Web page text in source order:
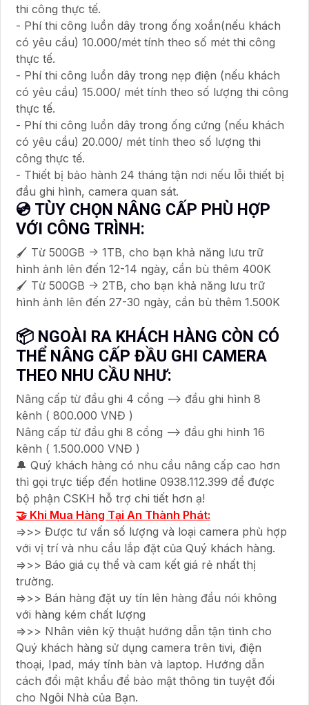
thi công thực tế.
- Phí thi công luồn dây trong ống xoắn(nếu khách
có yêu cầu) 10.000/mét tính theo số mét thi công
thực tế.
- Phí thi công luồn dây trong nẹp điện (nếu khách
có yêu cầu) 15.000/ mét tính theo số lượng thi công
thực tế.
- Phí thi công luồn dây trong ống cứng (nếu khách
có yêu cầu) 20.000/ mét tính theo số lượng thi
công thực tế.
- Thiết bị bảo hành 24 tháng tận nơi nếu lỗi thiết bị
đầu ghi hình, camera quan sát.
💿 TÙY CHỌN NÂNG CẤP PHÙ HỢP
VỚI CÔNG TRÌNH:
🖌 Từ 500GB -> 1TB, cho bạn khả năng lưu trữ
hình ảnh lên đến 12-14 ngày, cần bù thêm 400K
🖌 Từ 500GB -> 2TB, cho bạn khả năng lưu trữ
hình ảnh lên đến 27-30 ngày, cần bù thêm 1.500K
📦 NGOÀI RA KHÁCH HÀNG CÒN CÓ
THỂ NÂNG CẤP ĐẦU GHI CAMERA
THEO NHU CẦU NHƯ:
Nâng cấp từ đầu ghi 4 cổng --> đầu ghi hình 8
kênh ( 800.000 VNĐ )
Nâng cấp từ đầu ghi 8 cổng --> đầu ghi hình 16
kênh ( 1.500.000 VNĐ )
🔔 Quý khách hàng có nhu cầu nâng cấp cao hơn
thì gọi trực tiếp đến hotline 0938.112.399 để được
bộ phận CSKH hỗ trợ chi tiết hơn ạ!
🤝 Khi Mua Hàng Tại An Thành Phát:
=>>> Được tư vấn số lượng và loại camera phù hợp
với vị trí và nhu cầu lắp đặt của Quý khách hàng.
=>>> Báo giá cụ thể và cam kết giá rẻ nhất thị
trường.
=>>> Bán hàng đặt uy tín lên hàng đầu nói không
với hàng kém chất lượng
=>>> Nhân viên kỹ thuật hướng dẫn tận tình cho
Quý khách hàng sử dụng camera trên tivi, điện
thoại, Ipad, máy tính bàn và laptop. Hướng dẫn
cách đổi mật khẩu để bảo mật thông tin tuyệt đối
cho Ngôi Nhà của Bạn.